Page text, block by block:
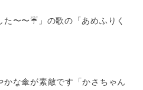
た〜〜☔️」の歌の「あめふりく
かな傘が素敵です「かさちゃん